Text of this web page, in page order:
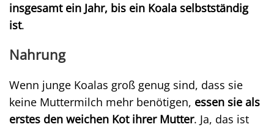
insgesamt ein Jahr, bis ein Koala selbstständig
ist.
Nahrung
Wenn junge Koalas groß genug sind, dass sie
keine Muttermilch mehr benötigen, essen sie als
erstes den weichen Kot ihrer Mutter. Ja, das ist